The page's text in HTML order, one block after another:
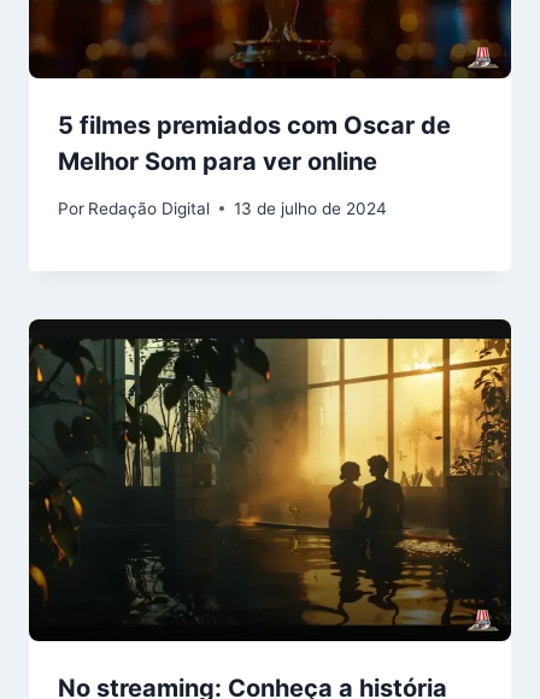
5 filmes premiados com Oscar de
Melhor Som para ver online
Por Redação Digital 13 de julho de 2024
No streaming: Conheça a história